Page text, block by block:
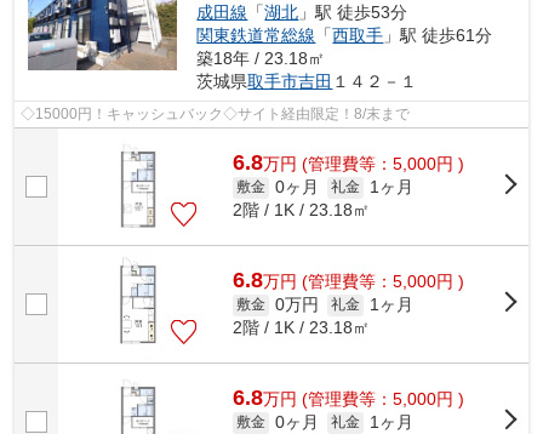
成田線 「湖北 」駅 徒歩53分
関東鉄道常総線 「西取手 」駅 徒歩61分
築18年 / 23.18㎡
茨城県取手市吉田 １４２－１
◇15000円！キャッシュバック◇サイト経由限定！8/末まで
6.8万円 (管理費等：5,000円 )
敷金 0ヶ月 礼金
1ヶ月
2階 / 1K / 23.18㎡
6.8万円 (管理費等：5,000円 )
敷金 0万円 礼金
1ヶ月
2階 / 1K / 23.18㎡
6.8万円 (管理費等：5,000円 )
敷金 0ヶ月 礼金
1ヶ月